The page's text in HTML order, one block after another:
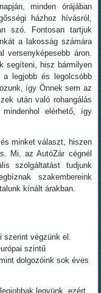
minden órájában
házhoz hívásról,
szó. Fontosan tartjuk
a lakosság számára
versenyképesebb áron.
segíteni, hisz bármilyen
legjobb és legolcsóbb
így Önnek sem az
után való rohangálás
elérhető, így
minket választ, hiszen
Mi, az AutóZár cégnél
szolgáltatást tudjunk
szakembereink
kínált árakban.
végzünk el.
szintű
dolgozóink sok éves
legyünk, ezért